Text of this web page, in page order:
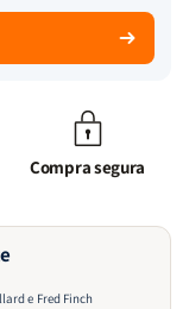
Compra segura
e Fred Finch